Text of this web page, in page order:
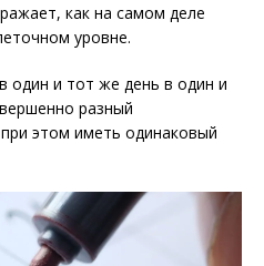
как на самом деле
уровне.
один и тот же день в один и
разный
этом иметь одинаковый